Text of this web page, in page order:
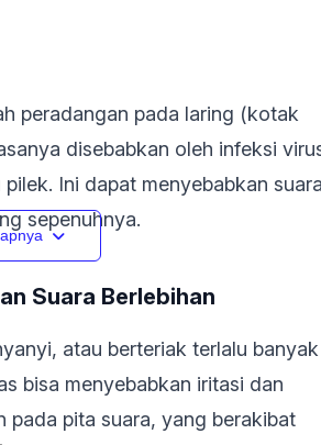
peradangan pada laring (kotak
disebabkan oleh infeksi
Ini dapat menyebabkan
sepenuhnya.
Suara Berlebihan
atau berteriak terlalu banyak
bisa menyebabkan iritasi dan
pada pita suara, yang berakibat